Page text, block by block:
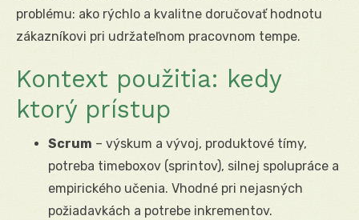
problému: ako rýchlo a kvalitne doručovať hodnotu
zákazníkovi pri udržateľnom pracovnom tempe.
Kontext použitia: kedy
ktorý prístup
Scrum – výskum a vývoj, produktové tímy,
potreba timeboxov (sprintov), silnej spolupráce a
empirického učenia. Vhodné pri nejasných
požiadavkách a potrebe inkrementov.